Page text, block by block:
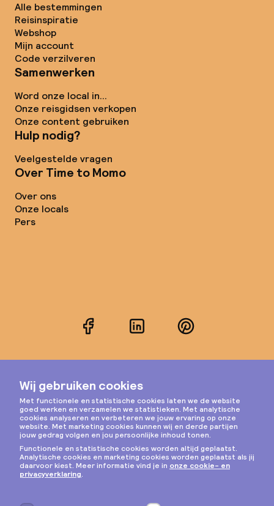
Alle bestemmingen
Reisinspiratie
Webshop
Mijn account
Code verzilveren
Samenwerken
Word onze local in...
Onze reisgidsen verkopen
Onze content gebruiken
Hulp nodig?
Veelgestelde vragen
Over Time to Momo
Over ons
Onze locals
Pers
FacebookLinkedInPinterest
Instagram
Privacy & cookies